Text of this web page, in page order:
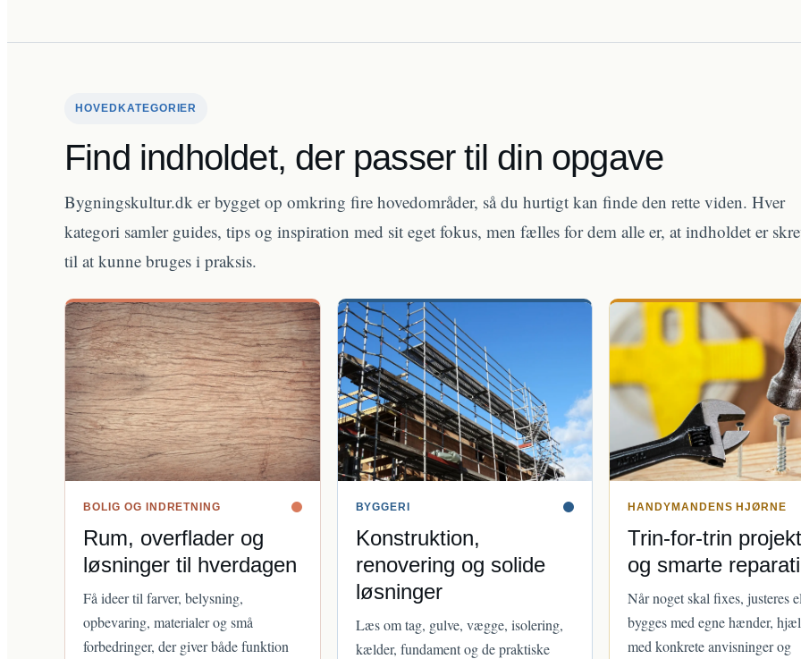
HOVEDKATEGORIER
Find indholdet, der passer til din opgave
Bygningskultur.dk er bygget op omkring fire hovedområder, så du hurtigt kan finde den rette viden. Hver
kategori samler guides, tips og inspiration med sit eget fokus, men fælles for dem alle er, at indholdet er
til at kunne bruges i praksis.
BOLIG OG INDRETNING
Rum, overflader og
løsninger til hverdagen
Få ideer til farver, belysning,
opbevaring, materialer og små
forbedringer, der giver både funktion
BYGGERI
Konstruktion,
renovering og solide
løsninger
Læs om tag, gulve, vægge, isolering,
kælder, fundament og de praktiske
HANDYMANDENS HJØRNE
Trin-for-trin
og smarte
Når noget skal fixes, justeres
bygges med egne hænder,
med konkrete anvisninger og